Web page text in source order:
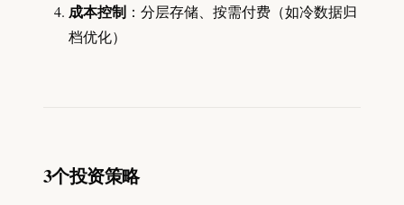
成本控制 ：分层存储、按需付费（如冷数据归
档优化）
3个投资策略